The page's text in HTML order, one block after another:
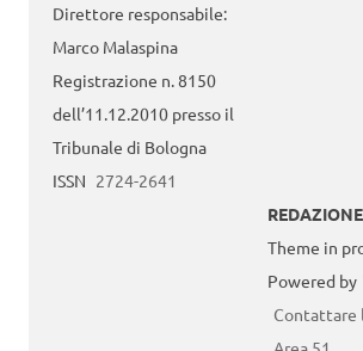
Direttore responsabile:
Marco Malaspina
Registrazione n. 8150
dell’11.12.2010 presso il
Tribunale di Bologna
ISSN 2724-2641
Theme in
Powered by
Contattare